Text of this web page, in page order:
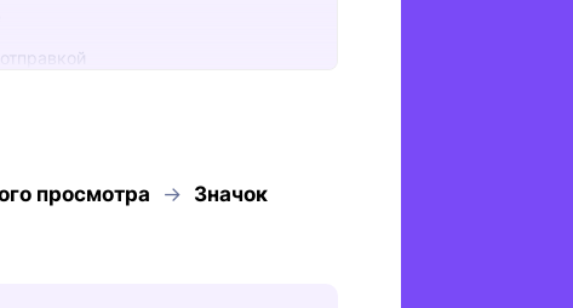
просмотра → Значок